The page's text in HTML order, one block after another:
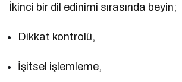
İkinci bir dil edinimi sırasında beyin;
Dikkat kontrolü,
İşitsel işlemleme,